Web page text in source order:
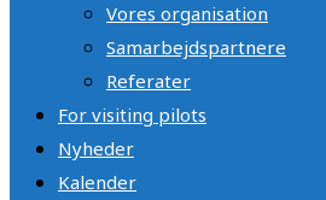
Vores organisation
Samarbejdspartnere
Referater
For visiting pilots
Nyheder
Kalender